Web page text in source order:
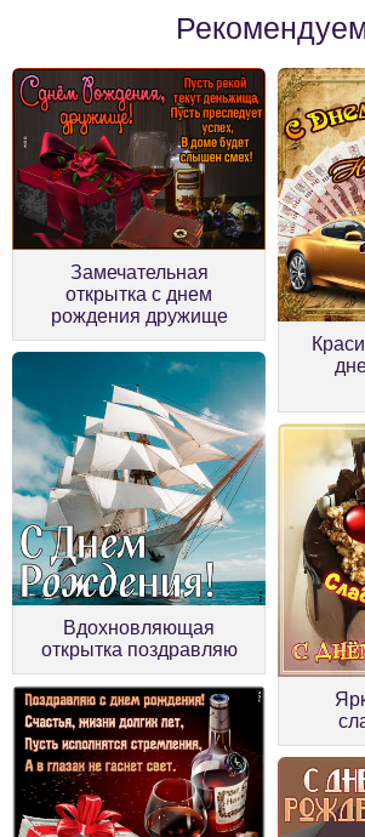
Замечательная
открытка с днем
рождения дружище
Вдохновляющая
открытка поздравляю